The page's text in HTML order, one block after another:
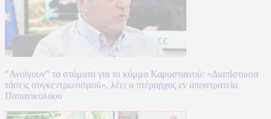
"Ανοίγουν" τα στόματα για το κόμμα Καρυστιανού: «Διαπίστωσα
τάσεις συγκεντρωτισμού», λέει ο πτέραρχος εν αποστρατεία
Παπανικολάου